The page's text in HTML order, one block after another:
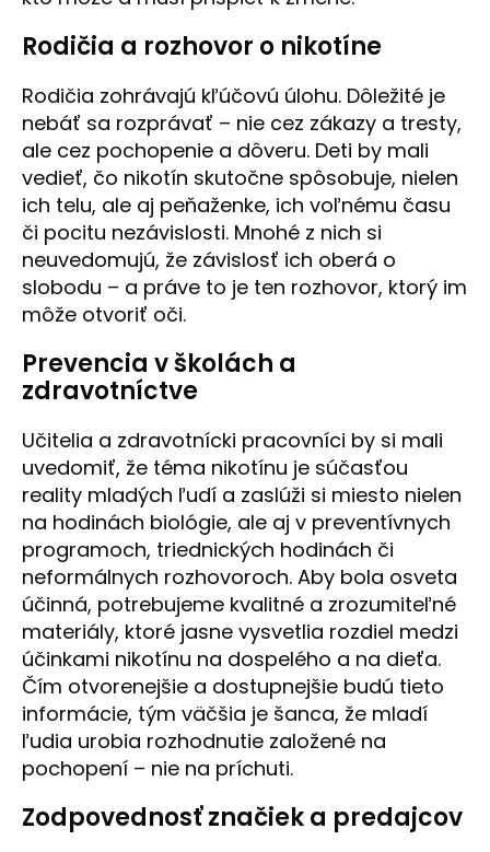
Rodičia a rozhovor o nikotíne
Rodičia zohrávajú kľúčovú úlohu. Dôležité je
nebáť sa rozprávať – nie cez zákazy a tresty,
ale cez pochopenie a dôveru. Deti by mali
vedieť, čo nikotín skutočne spôsobuje, nielen
ich telu, ale aj peňaženke, ich voľnému času
či pocitu nezávislosti. Mnohé z nich si
neuvedomujú, že závislosť ich oberá o
slobodu – a práve to je ten rozhovor, ktorý im
môže otvoriť oči.
Prevencia v školách a
zdravotníctve
Učitelia a zdravotnícki pracovníci by si mali
uvedomiť, že téma nikotínu je súčasťou
reality mladých ľudí a zaslúži si miesto nielen
na hodinách biológie, ale aj v preventívnych
programoch, triednických hodinách či
neformálnych rozhovoroch. Aby bola osveta
účinná, potrebujeme kvalitné a zrozumiteľné
materiály, ktoré jasne vysvetlia rozdiel medzi
účinkami nikotínu na dospelého a na dieťa.
Čím otvorenejšie a dostupnejšie budú tieto
informácie, tým väčšia je šanca, že mladí
ľudia urobia rozhodnutie založené na
pochopení – nie na príchuti.
Zodpovednosť značiek a predajcov